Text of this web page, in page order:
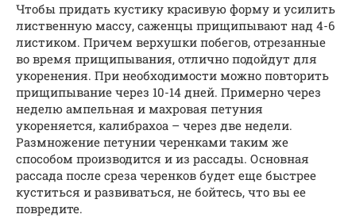
Чтобы придать кустику красивую форму и усилить
лиственную массу, саженцы прищипывают над 4-6
листиком. Причем верхушки побегов, отрезанные
во время прищипывания, отлично подойдут для
укоренения. При необходимости можно повторить
прищипывание через 10-14 дней. Примерно через
неделю ампельная и махровая петуния
укореняется, калибрахоа – через две недели.
Размножение петунии черенками таким же
способом производится и из рассады. Основная
рассада после среза черенков будет еще быстрее
куститься и развиваться, не бойтесь, что вы ее
повредите.